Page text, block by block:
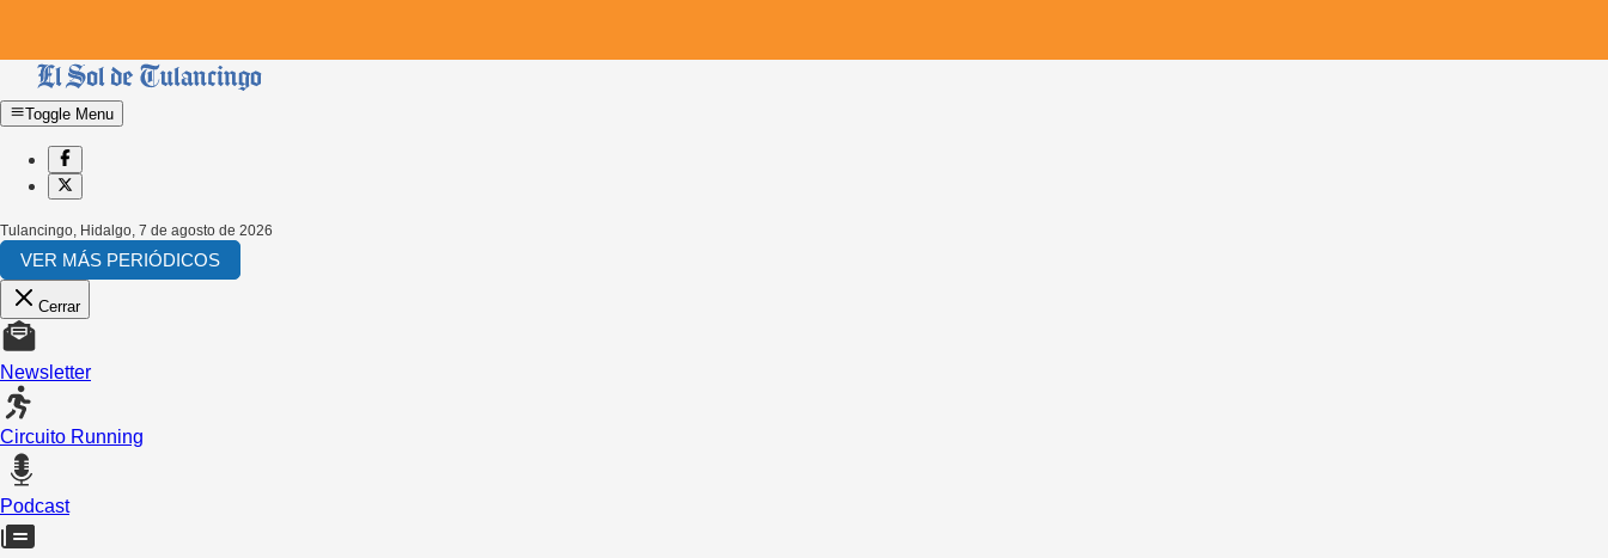
Toggle Menu
Tulancingo, Hidalgo, 7 de agosto de 2026
VER MÁS PERIÓDICOS
Cerrar
Newsletter
Circuito Running
Podcast